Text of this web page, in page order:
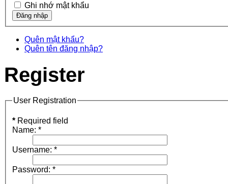
Ghi nhớ mật khẩu
Quên mật khẩu?
Quên tên đăng nhập?
Register
User Registration
* Required field
Name: *
Username: *
Password: *